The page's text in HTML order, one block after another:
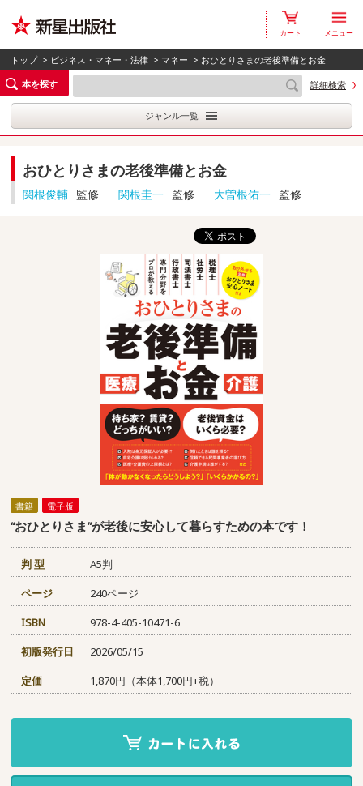
カート メニュー
トップ > ビジネス・マネー・法律 > マネー > おひとりさまの老後準備とお金
本を探す
詳細検索
ジャンル一覧
おひとりさまの老後準備とお金
関根俊輔 監修 関根圭一 監修 大曽根佑一 監修
書籍 電子版
“おひとりさま”が老後に安心して暮らすための本です！
判 型
A5判
ページ
240ページ
ISBN
978-4-405-10471-6
初版発行日
2026/05/15
定価
1,870円（本体1,700円+税）